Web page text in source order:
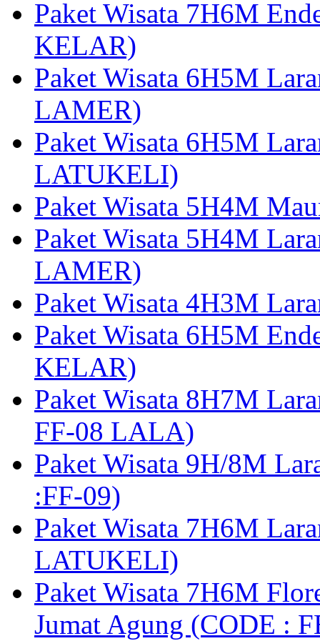
Paket Wisata 7H6M
KELAR)
Paket Wisata 6H5M
LAMER)
Paket Wisata 6H5M
LATUKELI)
Paket Wisata 5H4M
Paket Wisata 5H4M
LAMER)
Paket Wisata 4H3M
Paket Wisata 6H5M
KELAR)
Paket Wisata 8H7M
FF-08 LALA)
Paket Wisata 9H/8M
:FF-09)
Paket Wisata 7H6M
LATUKELI)
Paket Wisata 7H6M
Jumat Agung (CODE :